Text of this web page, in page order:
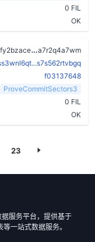
0 FIL
OK
a7r2q4a7wm
f03137648
ProveCommitSectors3
0 FIL
OK
23
服务平台，提供基于
一站式数据服务。